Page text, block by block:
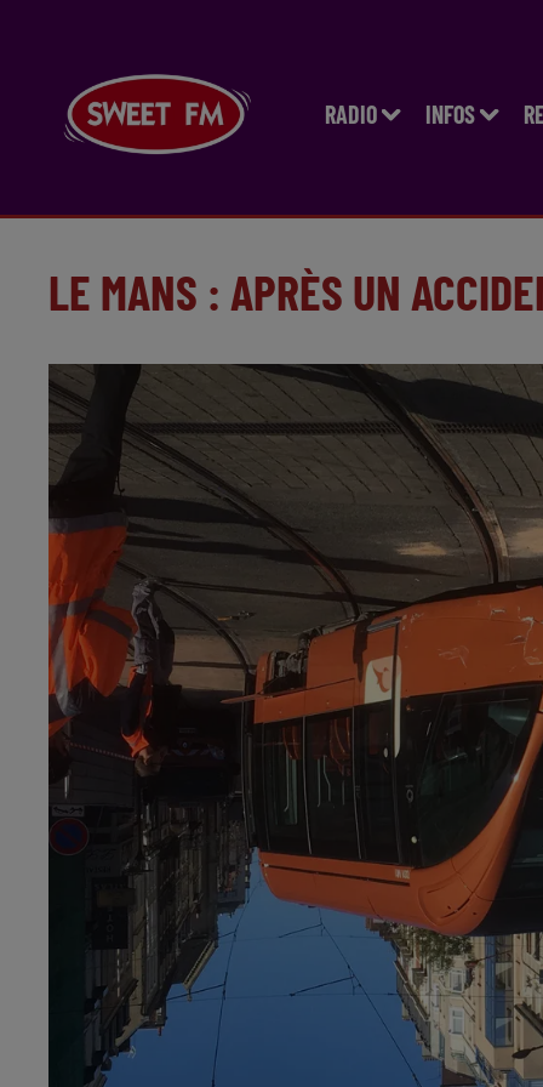
RADIO INFOS
LE MANS : APRÈS UN